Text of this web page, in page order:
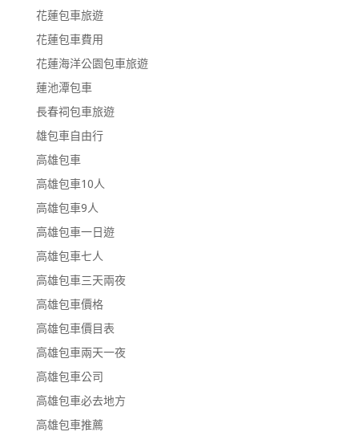
花蓮包車旅遊
花蓮包車費用
花蓮海洋公園包車旅遊
蓮池潭包車
長春祠包車旅遊
雄包車自由行
高雄包車
高雄包車10人
高雄包車9人
高雄包車一日遊
高雄包車七人
高雄包車三天兩夜
高雄包車價格
高雄包車價目表
高雄包車兩天一夜
高雄包車公司
高雄包車必去地方
高雄包車推薦